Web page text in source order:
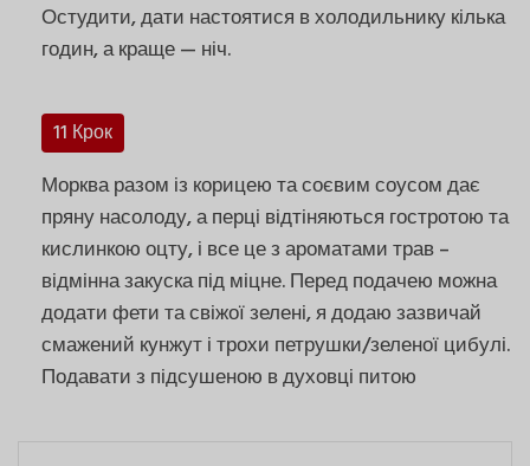
Остудити, дати настоятися в холодильнику кілька
годин, а краще — ніч.
11 Крок
Морква разом із корицею та соєвим соусом дає
пряну насолоду, а перці відтіняються гостротою та
кислинкою оцту, і все це з ароматами трав –
відмінна закуска під міцне. Перед подачею можна
додати фети та свіжої зелені, я додаю зазвичай
смажений кунжут і трохи петрушки/зеленої цибулі.
Подавати з підсушеною в духовці питою